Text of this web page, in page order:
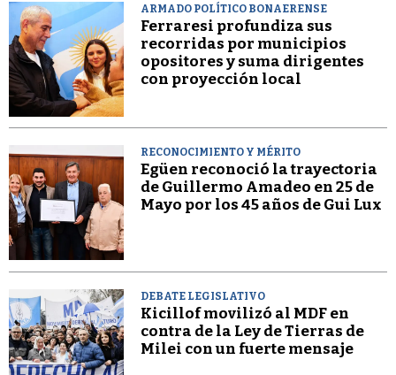
ARMADO POLÍTICO BONAERENSE
Ferraresi profundiza sus
recorridas por municipios
opositores y suma dirigentes
con proyección local
RECONOCIMIENTO Y MÉRITO
Egüen reconoció la trayectoria
de Guillermo Amadeo en 25 de
Mayo por los 45 años de Gui Lux
DEBATE LEGISLATIVO
Kicillof movilizó al MDF en
contra de la Ley de Tierras de
Milei con un fuerte mensaje